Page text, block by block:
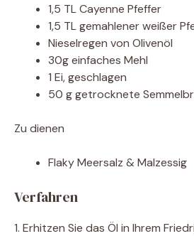
1,5 TL Cayenne Pfeffer
1,5 TL gemahlener weißer
Nieselregen von Olivenöl
30g einfaches Mehl
1 Ei, geschlagen
50 g getrocknete
Zu dienen
Flaky Meersalz & Malzessig
Verfahren
1. Erhitzen Sie das Öl in Ihrem